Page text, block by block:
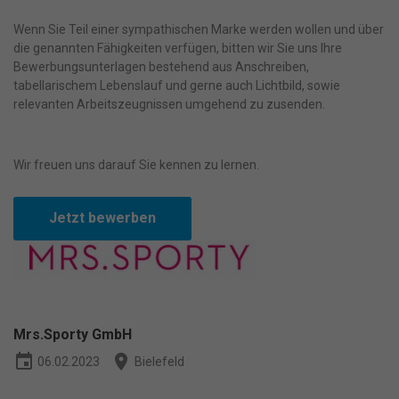
Wenn Sie Teil einer sympathischen Marke werden wollen und über
die genannten Fähigkeiten verfügen, bitten wir Sie uns Ihre
Bewerbungsunterlagen bestehend aus Anschreiben,
tabellarischem Lebenslauf und gerne auch Lichtbild, sowie
relevanten Arbeitszeugnissen umgehend zu zusenden.
Wir freuen uns darauf Sie kennen zu lernen.
Jetzt bewerben
Mrs.Sporty GmbH
event 06.02.2023 place Bielefeld
individueller Einstellungen möglicherweise nicht alle Funktionen
der Website zur Verfügung stehen.
Hier finden Sie eine Übersicht über alle verwendeten Cookies. Sie
können Ihre Einwilligung zu ganzen Kategorien geben oder sich
weitere Informationen anzeigen lassen und so nur bestimmte
Cookies auswählen.
Datenschutzeinstellungen
Cookie-Informationen anzeigen